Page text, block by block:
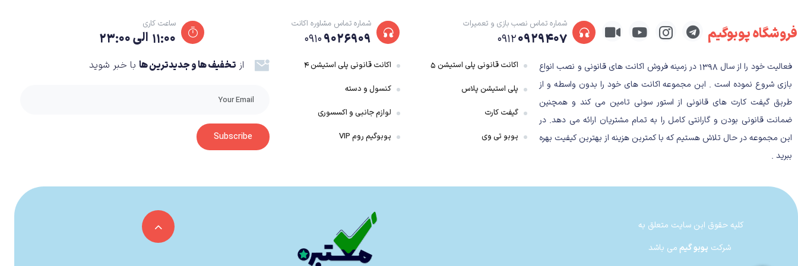
آنتاگونیست‌هایی چون دارت ویدر و دارت ماول که باید در بازی با آن‌ها روبه‌رو شوید.
فروشگاه پوبوگیم
شماره تماس نصب بازی و تعمیرات
۰۹۱۲۰۹۲۹۴۰۷
شماره تماس مشاوره اکانت
۰۹۱۰۹۰۲۶۹۰۹
ساعت کاری
۱۱:۰۰ الی ۲۳:۰۰
فعالیت خود را از سال ۱۳۹۸ در زمینه فروش اکانت های قانونی و نصب انواع
بازی شروع نموده است . این مجموعه اکانت های خود را بدون واسطه و از
طریق گیفت کارت های قانونی از استور سونی تامین می کند و همچنین
ضمانت قانونی بودن و گارانتی کامل را به تمام مشتریان ارائه می دهد. در
این مجموعه در حال تلاش هستیم که با کمترین هزینه از بهترین کیفیت بهره
ببرید .
اکانت قانونی پلی استیشن ۵
پلی استیشن پلاس
گیفت کارت
پوبو تی وی
اکانت قانونی پلی استیشن ۴
کنسول و دسته
لوازم جانبی و اکسسوری
پوبوگیم روم VIP
از تخفیف ها و جدیدترین ها با خبر شوید
Subscribe
کلیه حقوق این سایت متعلق به
شرکت پوبو گیممی باشد